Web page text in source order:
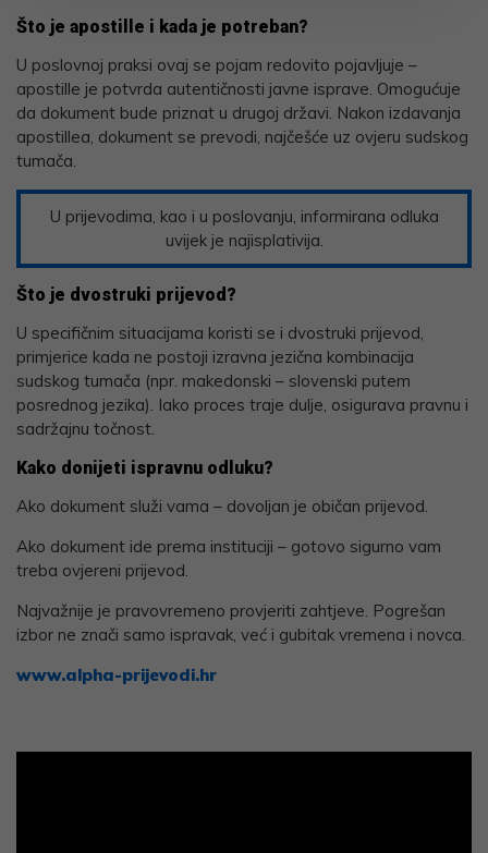
Što je apostille i kada je potreban?
U poslovnoj praksi ovaj se pojam redovito pojavljuje –
apostille je potvrda autentičnosti javne isprave. Omogućuje
da dokument bude priznat u drugoj državi. Nakon izdavanja
apostillea, dokument se prevodi, najčešće uz ovjeru sudskog
tumača.
U prijevodima, kao i u poslovanju, informirana odluka
uvijek je najisplativija.
Što je dvostruki prijevod?
U specifičnim situacijama koristi se i dvostruki prijevod,
primjerice kada ne postoji izravna jezična kombinacija
sudskog tumača (npr. makedonski – slovenski putem
posrednog jezika). Iako proces traje dulje, osigurava pravnu i
sadržajnu točnost.
Kako donijeti ispravnu odluku?
Ako dokument služi vama – dovoljan je običan prijevod.
Ako dokument ide prema instituciji – gotovo sigurno vam
treba ovjereni prijevod.
Najvažnije je pravovremeno provjeriti zahtjeve. Pogrešan
izbor ne znači samo ispravak, već i gubitak vremena i novca.
www.alpha-prijevodi.hr